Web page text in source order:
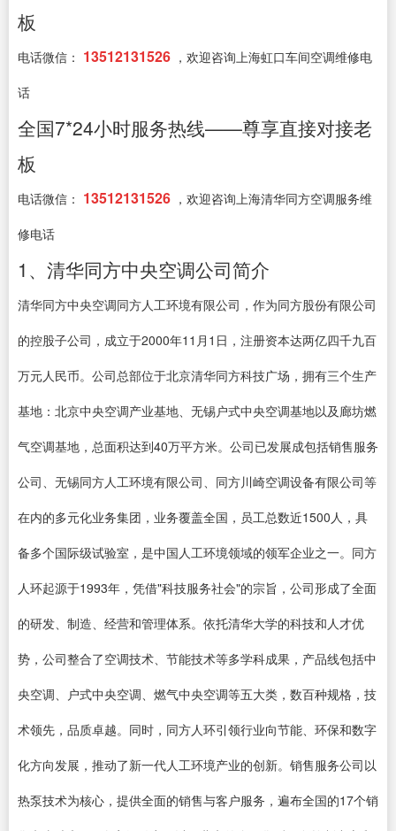
板
电话微信： 13512131526 ，欢迎咨询上海虹口车间空调维修电
话
全国7*24小时服务热线——尊享直接对接老
板
电话微信： 13512131526 ，欢迎咨询上海清华同方空调服务维
修电话
1、清华同方中央空调公司简介
清华同方中央空调同方人工环境有限公司，作为同方股份有限公司
的控股子公司，成立于2000年11月1日，注册资本达两亿四千九百
万元人民币。公司总部位于北京清华同方科技广场，拥有三个生产
基地：北京中央空调产业基地、无锡户式中央空调基地以及廊坊燃
气空调基地，总面积达到40万平方米。公司已发展成包括销售服务
公司、无锡同方人工环境有限公司、同方川崎空调设备有限公司等
在内的多元化业务集团，业务覆盖全国，员工总数近1500人，具
备多个国际级试验室，是中国人工环境领域的领军企业之一。同方
人环起源于1993年，凭借"科技服务社会"的宗旨，公司形成了全面
的研发、制造、经营和管理体系。依托清华大学的科技和人才优
势，公司整合了空调技术、节能技术等多学科成果，产品线包括中
央空调、户式中央空调、燃气中央空调等五大类，数百种规格，技
术领先，品质卓越。同时，同方人环引领行业向节能、环保和数字
化方向发展，推动了新一代人工环境产业的创新。销售服务公司以
热泵技术为核心，提供全面的销售与客户服务，遍布全国的17个销